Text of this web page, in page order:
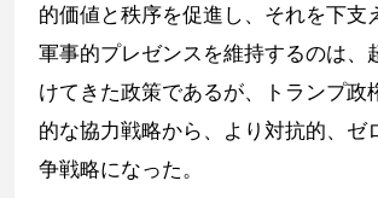
的価値と秩序を促進し、それを下支
軍事的プレゼンスを維持するのは、
けてきた政策であるが、トランプ政
的な協力戦略から、より対抗的、ゼ
争戦略になった。